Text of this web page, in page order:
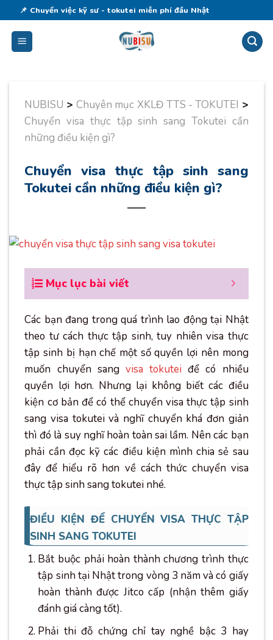
to
content
📌 Chuyển việc kỹ sư - tokutei miễn phí đầu Nhật
NUBISU >Chuyên mục XKLĐ TTS - TOKUTEI >
Chuyển visa thực tập sinh sang Tokutei cần
những điều kiện gì?
Chuyển visa thực tập sinh sang
Tokutei cần những điều kiện gì?
Mục lục bài viết
Các bạn đang trong quá trình lao động tại Nhật
theo tư cách thực tập sinh, tuy nhiên visa thực
tập sinh bị hạn chế một số quyền lợi nên mong
muốn chuyển sang visa tokutei để có nhiều
quyền lợi hơn. Nhưng lại không biết các điều
kiện cơ bản để có thể chuyển visa thực tập sinh
sang visa tokutei và nghĩ chuyển khá đơn giản
thì đó là suy nghĩ hoàn toàn sai lầm. Nên các bạn
phải cần đọc kỹ các điều kiện mình chia sẻ sau
đây để hiểu rõ hơn về cách thức chuyển visa
thực tập sinh sang tokutei nhé.
ĐIỀU KIỆN ĐỂ CHUYỂN VISA THỰC TẬP
SINH SANG TOKUTEI
Bắt buộc phải hoàn thành chương trình thực
tập sinh tại Nhật trong vòng 3 năm và có giấy
hoàn thành được Jitco cấp (nhận thêm giấy
đánh giá càng tốt).
Phải thi đỗ chứng chỉ tay nghề bậc 3 hay